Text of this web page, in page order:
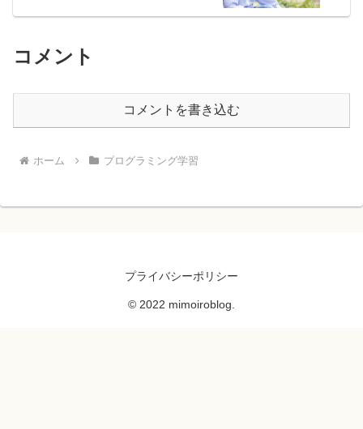
コメント
コメントを書き込む
ホーム プログラミング学習
プライバシーポリシー
© 2022 mimoiroblog.